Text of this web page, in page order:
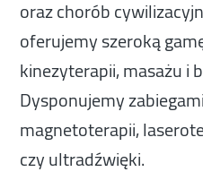
oraz chorób
oferujemy szeroką
kinezyterapii, masażu i
Dysponujemy
magnetoterapii,
czy ultradźwięki.